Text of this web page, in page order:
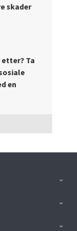
skader
Ta
en